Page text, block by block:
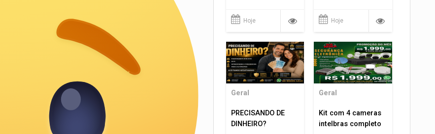
Hoje Hoje
Geral
PRECISANDO DE
DINHEIRO?
Geral
Kit com 4 cameras
intelbras completo